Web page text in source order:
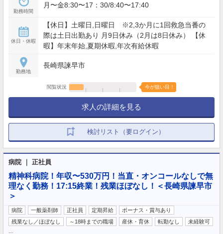
勤務時間
月〜金8:30〜17：30/8:40〜17:40
休日・休暇
【休日】土曜日,日曜日 ※2,3か月に1回救急当番の
際は土日出勤あり 月9日休み（2月は8日休み） 【休
暇】年末年始,夏期休暇,年次有給休暇
勤務地
長崎県諫早市
閲覧状況 今が狙い目！
求人の詳細を見る
検討リスト（要ログイン）
病院 ｜ 正社員
精神科病院！年収〜530万円！当直・オンコールなしで無
理なく勤務！17:15終業！残業ほぼなし！＜長崎県諫早市
＞
病院 一般薬剤師 正社員 定期昇給
ボーナス・賞与あり
残業なし／ほぼなし
～18時までの職場 産休・育休 転勤なし 未経験可